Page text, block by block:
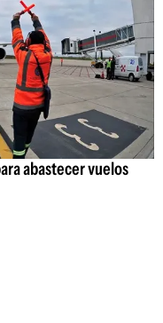
abastecer vuelos